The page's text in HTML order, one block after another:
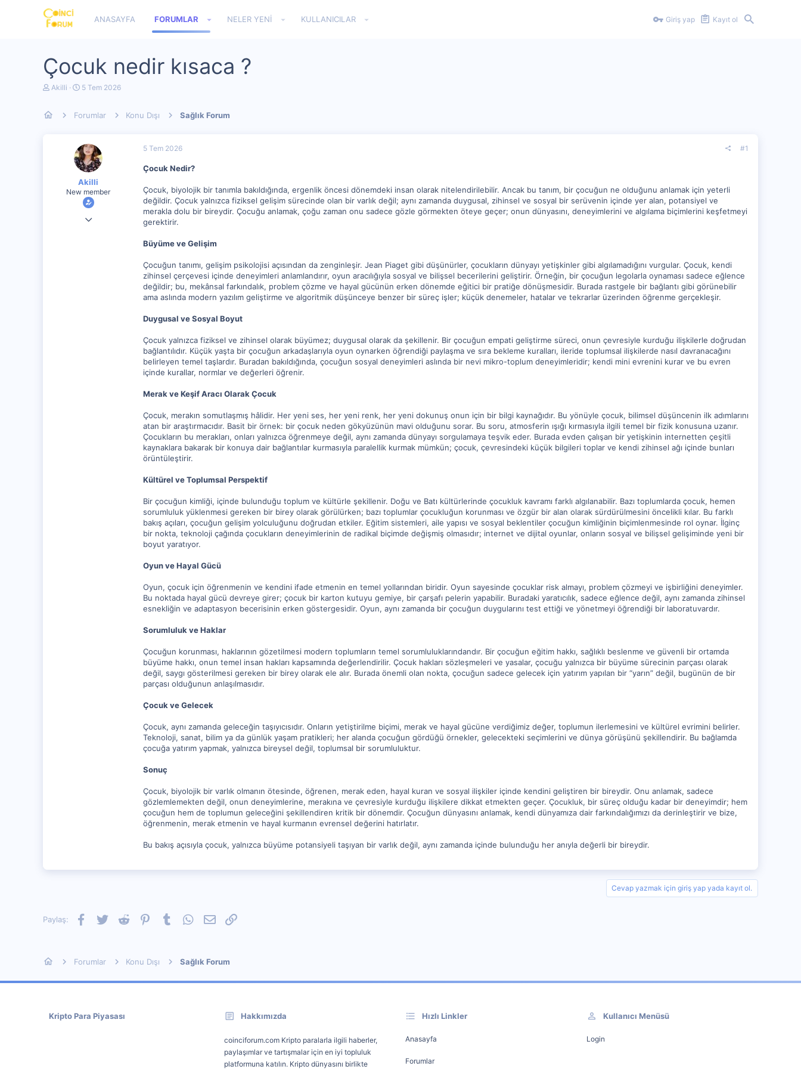
ANASAYFA FORUMLAR NELER YENI KULLANICILAR Giriş yap Kayıt ol
Çocuk nedir kısaca ?
K
u
Akilli
B
l
g
ı
ç
t
a
r
5 Tem 2026
Forumlar Konu Dışı Sağlık Forum
Akilli
New member
13 Mar 2024
5 Tem 2026 #1
Çocuk Nedir?
Çocuk, biyolojik bir tanımla bakıldığında, ergenlik öncesi dönemdeki insan olarak nitelendirilebilir. Ancak bu tanım, bir çocuğun ne olduğunu anlamak için yeterli
değildir. Çocuk yalnızca fiziksel gelişim sürecinde olan bir varlık değil; aynı zamanda duygusal, zihinsel ve sosyal bir serüvenin içinde yer alan, potansiyel ve
merakla dolu bir bireydir. Çocuğu anlamak, çoğu zaman onu sadece gözle görmekten öteye geçer; onun dünyasını, deneyimlerini ve algılama biçimlerini keşfetmeyi
gerektirir.
Büyüme ve Gelişim
Çocuğun tanımı, gelişim psikolojisi açısından da zenginleşir. Jean Piaget gibi düşünürler, çocukların dünyayı yetişkinler gibi algılamadığını vurgular. Çocuk, kendi
zihinsel çerçevesi içinde deneyimleri anlamlandırır, oyun aracılığıyla sosyal ve bilişsel becerilerini geliştirir. Örneğin, bir çocuğun legolarla oynaması sadece eğlence
değildir; bu, mekânsal farkındalık, problem çözme ve hayal gücünün erken dönemde eğitici bir pratiğe dönüşmesidir. Burada rastgele bir bağlantı gibi görünebilir
ama aslında modern yazılım geliştirme ve algoritmik düşünceye benzer bir süreç işler; küçük denemeler, hatalar ve tekrarlar üzerinden öğrenme gerçekleşir.
Duygusal ve Sosyal Boyut
Çocuk yalnızca fiziksel ve zihinsel olarak büyümez; duygusal olarak da şekillenir. Bir çocuğun empati geliştirme süreci, onun çevresiyle kurduğu ilişkilerle doğrudan
bağlantılıdır. Küçük yaşta bir çocuğun arkadaşlarıyla oyun oynarken öğrendiği paylaşma ve sıra bekleme kuralları, ileride toplumsal ilişkilerde nasıl davranacağını
belirleyen temel taşlardır. Buradan bakıldığında, çocuğun sosyal deneyimleri aslında bir nevi mikro-toplum deneyimleridir; kendi mini evrenini kurar ve bu evren
içinde kurallar, normlar ve değerleri öğrenir.
Merak ve Keşif Aracı Olarak Çocuk
Çocuk, merakın somutlaşmış hâlidir. Her yeni ses, her yeni renk, her yeni dokunuş onun için bir bilgi kaynağıdır. Bu yönüyle çocuk, bilimsel düşüncenin ilk adımlarını
atan bir araştırmacıdır. Basit bir örnek: bir çocuk neden gökyüzünün mavi olduğunu sorar. Bu soru, atmosferin ışığı kırmasıyla ilgili temel bir fizik konusuna uzanır.
Çocukların bu merakları, onları yalnızca öğrenmeye değil, aynı zamanda dünyayı sorgulamaya teşvik eder. Burada evden çalışan bir yetişkinin internetten çeşitli
kaynaklara bakarak bir konuya dair bağlantılar kurmasıyla paralellik kurmak mümkün; çocuk, çevresindeki küçük bilgileri toplar ve kendi zihinsel ağı içinde bunları
örüntüleştirir.
Kültürel ve Toplumsal Perspektif
Bir çocuğun kimliği, içinde bulunduğu toplum ve kültürle şekillenir. Doğu ve Batı kültürlerinde çocukluk kavramı farklı algılanabilir. Bazı toplumlarda çocuk, hemen
sorumluluk yüklenmesi gereken bir birey olarak görülürken; bazı toplumlar çocukluğun korunması ve özgür bir alan olarak sürdürülmesini öncelikli kılar. Bu farklı
bakış açıları, çocuğun gelişim yolculuğunu doğrudan etkiler. Eğitim sistemleri, aile yapısı ve sosyal beklentiler çocuğun kimliğinin biçimlenmesinde rol oynar. İlginç
bir nokta, teknoloji çağında çocukların deneyimlerinin de radikal biçimde değişmiş olmasıdır; internet ve dijital oyunlar, onların sosyal ve bilişsel gelişiminde yeni bir
boyut yaratıyor.
Oyun ve Hayal Gücü
Oyun, çocuk için öğrenmenin ve kendini ifade etmenin en temel yollarından biridir. Oyun sayesinde çocuklar risk almayı, problem çözmeyi ve işbirliğini deneyimler.
Bu noktada hayal gücü devreye girer; çocuk bir karton kutuyu gemiye, bir çarşafı pelerin yapabilir. Buradaki yaratıcılık, sadece eğlence değil, aynı zamanda zihinsel
esnekliğin ve adaptasyon becerisinin erken göstergesidir. Oyun, aynı zamanda bir çocuğun duygularını test ettiği ve yönetmeyi öğrendiği bir laboratuvardır.
Sorumluluk ve Haklar
Çocuğun korunması, haklarının gözetilmesi modern toplumların temel sorumluluklarındandır. Bir çocuğun eğitim hakkı, sağlıklı beslenme ve güvenli bir ortamda
büyüme hakkı, onun temel insan hakları kapsamında değerlendirilir. Çocuk hakları sözleşmeleri ve yasalar, çocuğu yalnızca bir büyüme sürecinin parçası olarak
değil, saygı gösterilmesi gereken bir birey olarak ele alır. Burada önemli olan nokta, çocuğun sadece gelecek için yatırım yapılan bir “yarın” değil, bugünün de bir
parçası olduğunun anlaşılmasıdır.
Çocuk ve Gelecek
Çocuk, aynı zamanda geleceğin taşıyıcısıdır. Onların yetiştirilme biçimi, merak ve hayal gücüne verdiğimiz değer, toplumun ilerlemesini ve kültürel evrimini belirler.
Teknoloji, sanat, bilim ya da günlük yaşam pratikleri; her alanda çocuğun gördüğü örnekler, gelecekteki seçimlerini ve dünya görüşünü şekillendirir. Bu bağlamda
çocuğa yatırım yapmak, yalnızca bireysel değil, toplumsal bir sorumluluktur.
Sonuç
Çocuk, biyolojik bir varlık olmanın ötesinde, öğrenen, merak eden, hayal kuran ve sosyal ilişkiler içinde kendini geliştiren bir bireydir. Onu anlamak, sadece
gözlemlemekten değil, onun deneyimlerine, merakına ve çevresiyle kurduğu ilişkilere dikkat etmekten geçer. Çocukluk, bir süreç olduğu kadar bir deneyimdir; hem
çocuğun hem de toplumun geleceğini şekillendiren kritik bir dönemdir. Çocuğun dünyasını anlamak, kendi dünyamıza dair farkındalığımızı da derinleştirir ve bize,
öğrenmenin, merak etmenin ve hayal kurmanın evrensel değerini hatırlatır.
Bu bakış açısıyla çocuk, yalnızca büyüme potansiyeli taşıyan bir varlık değil, aynı zamanda içinde bulunduğu her anıyla değerli bir bireydir.
Cevap yazmak için giriş yap yada kayıt ol.
Paylaş: Facebook
TwitterReddit PinterestTumblrWhatsApp
E-postaLink
Forumlar Konu Dışı Sağlık Forum
Kripto Para Piyasası Hakkımızda
coinciforum.com Kripto paralarla ilgili haberler,
paylaşımlar ve tartışmalar için en iyi topluluk
platformuna katılın. Kripto dünyasını birlikte
Hızlı Linkler
Anasayfa
Forumlar
Kullanıcı Menüsü
Login